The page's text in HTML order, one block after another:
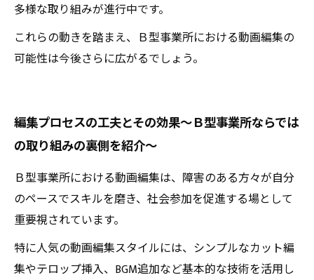
多様な取り組みが進行中です。
これらの動きを踏まえ、Ｂ型事業所における動画編集の
可能性は今後さらに広がるでしょう。
編集プロセスの工夫とその効果〜Ｂ型事業所ならでは
の取り組みの裏側を紹介〜
Ｂ型事業所における動画編集は、障害のある方々が自分
のペースでスキルを磨き、社会参加を促進する場として
重要視されています。
特に人気の動画編集スタイルには、シンプルなカット編
集やテロップ挿入、BGM追加など基本的な技術を活用し